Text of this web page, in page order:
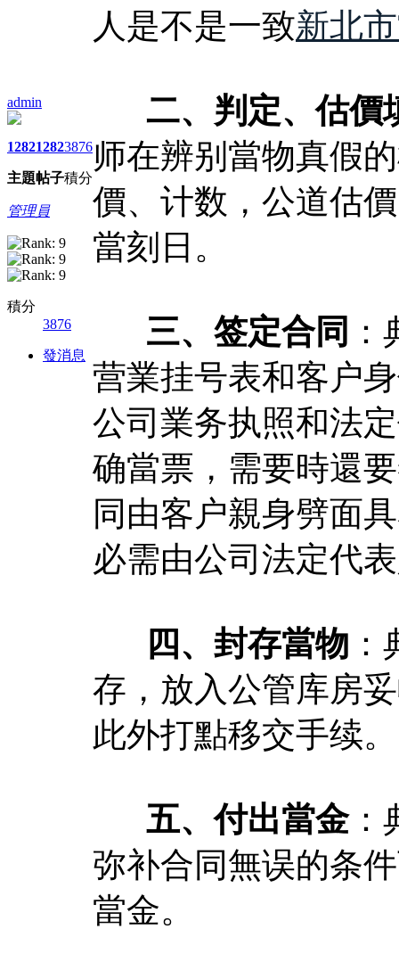
admin
1282
主題
1282
帖子
3876
積分
管理員
積分
3876
發消息
人是不是一致新北
二、判定、估價
师在辨别當物真假
價、计数，公道估
當刻日。
三、签定合同
营業挂号表和客户
公司業务执照和法
确當票，需要時還
同由客户親身劈面
必需由公司法定代
四、封存當物
存，放入公管库房
此外打點移交手续。
五、付出當金：
弥补合同無误的条
當金。